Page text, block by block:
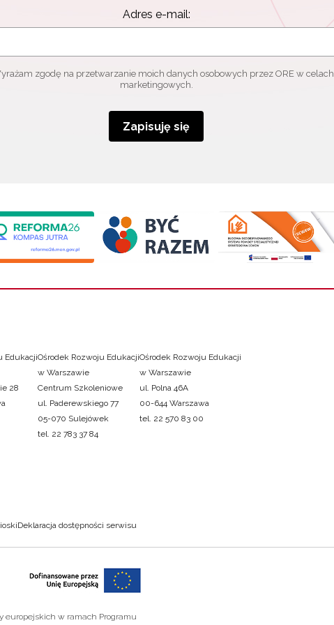
Adres e-mail:
zgodę na przetwarzanie moich danych osobowych przez ORE w celach
marketingowych.
Zapisuję się
Edukacji
28
Ośrodek Rozwoju Edukacji
w Warszawie
Centrum Szkoleniowe
ul. Paderewskiego 77
05-070 Sulejówek
tel. 22 783 37 84
Ośrodek Rozwoju Edukacji
w Warszawie
ul. Polna 46A
00-644 Warszawa
tel. 22 570 83 00
Deklaracja dostępności serwisu
europejskich w ramach Programu